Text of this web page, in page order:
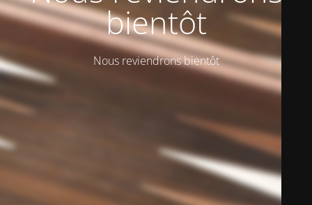
bientôt
Nous reviendrons bientôt